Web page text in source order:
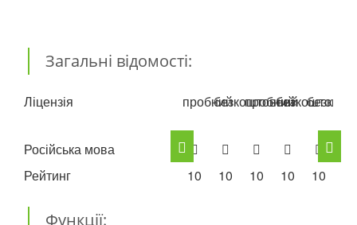
Загальні відомості:
Ліцензія
Російська мова
Рейтинг
пробний
10
безкоштовний
10
пробний
10 10 10
Функції: